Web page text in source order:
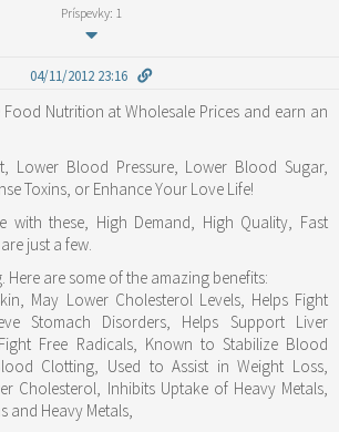
Príspevky: 1
04/11/2012 23:16
Food Nutrition at Wholesale Prices and earn an
Lower Blood Pressure, Lower Blood Sugar,
Toxins, or Enhance Your Love Life!
with these, High Demand, High Quality, Fast
just a few.
Here are some of the amazing benefits:
May Lower Cholesterol Levels, Helps Fight
Stomach Disorders, Helps Support Liver
Free Radicals, Known to Stabilize Blood
Clotting, Used to Assist in Weight Loss,
Cholesterol, Inhibits Uptake of Heavy Metals,
and Heavy Metals,